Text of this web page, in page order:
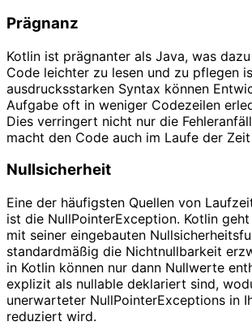
Prägnanz
Kotlin ist prägnanter als Java, was
Code leichter zu lesen und zu pflegen
ausdrucksstarken Syntax können
Aufgabe oft in weniger Codezeilen
Dies verringert nicht nur die
macht den Code auch im Laufe der
Nullsicherheit
Eine der häufigsten Quellen von
ist die NullPointerException. Kotlin
mit seiner eingebauten
standardmäßig die Nichtnullbarkeit
in Kotlin können nur dann Nullwerte
explizit als nullable deklariert sind,
unerwarteter NullPointerExceptions in
reduziert wird.